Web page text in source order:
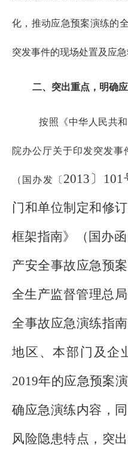
化，推动应急预案演练的
突发事件的现场处置及应急
二、突出重点，明确
按照《中华人民共
院办公厅关于印发突发事
（国办发〔 2013〕
门和单位制定和修
框架指南》（国办
产安全事故应急预
全生产监督管理总
全事故应急演练指
地区、本部门及企
2019年的应急预案
确应急演练内容，
风险隐患特点，突